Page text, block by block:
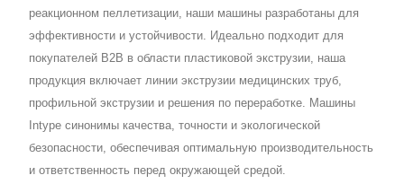
реакционном пеллетизации, наши машины разработаны для
эффективности и устойчивости. Идеально подходит для
покупателей B2B в области пластиковой экструзии, наша
продукция включает линии экструзии медицинских труб,
профильной экструзии и решения по переработке. Машины
Intype синонимы качества, точности и экологической
безопасности, обеспечивая оптимальную производительность
и ответственность перед окружающей средой.